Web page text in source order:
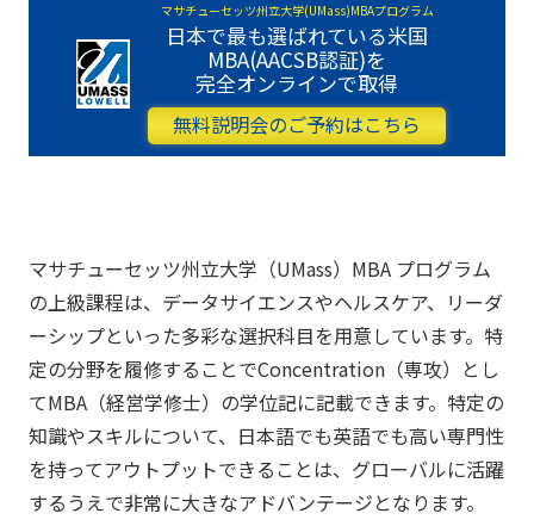
マサチューセッツ州立大学(UMass)MBAプログラム
日本で最も選ばれている米国
MBA(AACSB認証)を
完全オンラインで取得
無料説明会のご予約はこちら
マサチューセッツ州立大学（UMass）MBA プログラム
の上級課程は、データサイエンスやヘルスケア、リーダ
ーシップといった多彩な選択科目を用意しています。特
定の分野を履修することでConcentration（専攻）とし
てMBA（経営学修士）の学位記に記載できます。特定の
知識やスキルについて、日本語でも英語でも高い専門性
を持ってアウトプットできることは、グローバルに活躍
するうえで非常に大きなアドバンテージとなります。